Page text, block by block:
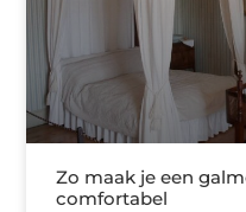
Zo maak je een
comfortabel